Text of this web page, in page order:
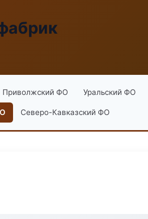
Приволжский ФО Уральский ФО
Северо-Кавказский ФО